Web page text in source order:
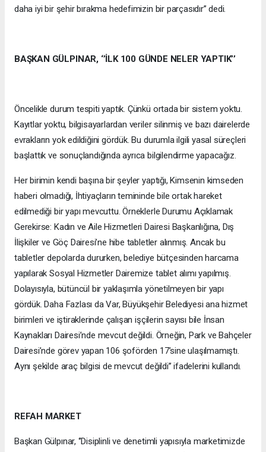
daha iyi bir şehir bırakma hedefimizin bir parçasıdır’’ dedi.
BAŞKAN GÜLPINAR, ‘’İLK 100 GÜNDE NELER YAPTIK’’
Öncelikle durum tespiti yaptık. Çünkü ortada bir sistem yoktu.
Kayıtlar yoktu, bilgisayarlardan veriler silinmiş ve bazı dairelerde
evrakların yok edildiğini gördük. Bu durumla ilgili yasal süreçleri
başlattık ve sonuçlandığında ayrıca bilgilendirme yapacağız.
Her birimin kendi başına bir şeyler yaptığı, Kimsenin kimseden
haberi olmadığı, İhtiyaçların temininde bile ortak hareket
edilmediği bir yapı mevcuttu. Örneklerle Durumu Açıklamak
Gerekirse: Kadın ve Aile Hizmetleri Dairesi Başkanlığına, Dış
İlişkiler ve Göç Dairesi’ne hibe tabletler alınmış. Ancak bu
tabletler depolarda dururken, belediye bütçesinden harcama
yapılarak Sosyal Hizmetler Dairemize tablet alımı yapılmış.
Dolayısıyla, bütüncül bir yaklaşımla yönetilmeyen bir yapı
gördük. Daha Fazlası da Var, Büyükşehir Belediyesi ana hizmet
birimleri ve iştiraklerinde çalışan işçilerin sayısı bile İnsan
Kaynakları Dairesi’nde mevcut değildi. Örneğin, Park ve Bahçeler
Dairesi’nde görev yapan 106 şoförden 17’sine ulaşılmamıştı.
Aynı şekilde araç bilgisi de mevcut değildi’’ ifadelerini kullandı.
REFAH MARKET
Başkan Gülpınar, ‘’Disiplinli ve denetimli yapısıyla marketimizde